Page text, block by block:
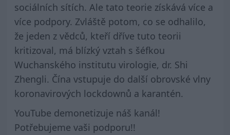
sociálních sítích. Ale tato teorie získává více a
více podpory. Zvláště potom, co se odhalilo,
že jeden z vědců, kteří dříve tuto teorii
kritizoval, má blízký vztah s šéfkou
Wuchanského institutu virologie, dr. Shi
Zhengli. Čína vstupuje do další obrovské vlny
koronavirových lockdownů a karantén.
YouTube demonetizuje náš kanál!
Potřebujeme vaši podporu!!